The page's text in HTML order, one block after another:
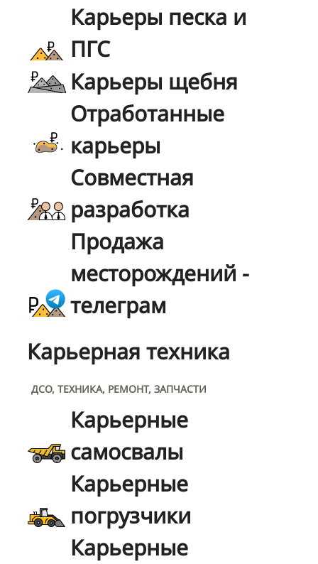
Карьеры песка и
ПГС
Карьеры щебня
Отработанные
карьеры
Совместная
разработка
Продажа
месторождений -
телеграм
Карьерная техника
ДСО, ТЕХНИКА, РЕМОНТ, ЗАПЧАСТИ
Карьерные
самосвалы
Карьерные
погрузчики
Карьерные